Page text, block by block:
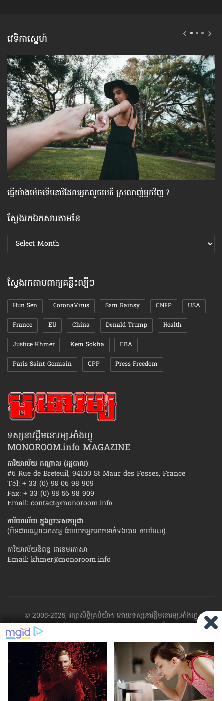
វេទិកាស្នេហ៍
ធ្វើ​យ៉ាងម៉េច​ទើប​នារី​ដែល​អ្នក​លួចបេតី ស្រលាញ់​អ្នកវិញ ?
ស្វែងរកឯកសារតាមខែ
ស្វែងរក
ឯកសារ
ស្វែងរកតាមពាក្យគន្លឹះល្បីៗ
Hun Sen CoronaVirus Sam Rainsy CNRP USA
France EU China Donald Trump Health
Justice Khmer Kem Sokha EBA
Paris Saint-Germain CPP Press Freedom
ទស្សនាវដ្ដីមនោរម្យ.អាំងហ្វូ
MONOROOM.info MAGAZINE
ការិយាល័យ កណ្ដាល (រដ្ឋបាល)
#6 Rue de Breteuil, 94100 St Maur des Fosses, France
Tél: + 33 (0) 98 06 98 909
Fax: + 33 (0) 98 56 98 909
Email: contact@monoroom.info
ការិយាល័យ ក្នុង​ប្រទេស​កម្ពុជា
(បិទជាបណ្ដោះអាសន្ន តែលោកអ្នកអាចទាក់ទងបាន តាមមែល)
ការិយាល័យនិពន្ធ ជាខេមរភាសា
Email: khmer@monoroom.info
© 2005-2025, រក្សាសិទ្ធិគ្រប់យ៉ាង ដោយទស្សនាវដ្ដី​មនោរម្យ.អាំងហ្វូ
(MONOROOM.info Mag France)។ ហាម​ដក​ស្រង់​នូវ​ផ្នែក​ណា​មួយ​ ឬ​ផ្នែក​
ទាំង​អស់ ​នៃ​ការ​ផ្សាយ​របស់​ទស្សនាវដ្ដី​​មនោរម្យ.អាំងហ្វូ យក​ទៅ​​បោះពុម្ព នៅ
លើក្រដាស ឬតាម​ប្រព័ន្ធ​អេឡិច​ត្រូនិច - ផ្សាយ​តាម​រលក​ធាតុអាកាស ឬតាមប្រព័ន្ធ
អេឡិចត្រូនិច - សរសេរ​ឡើង​វិញ ឬ​ចែក​ចាយ​ តាមវិធីណាក៏ដោយ ដោយ​គ្មាន​ការ​
យល់ព្រម ជា​លាយ​លក្ខណ៍​អក្សរ​ ពី​ចាងហ្វាង​ការ​ផ្សាយ​។ ផ្ទុយមកវិញ ដើម្បី​ទទួល​
បាននូវសិទ្ធិ​ទាំងនេះ សូម​ទាក់​ទង​មក​ទស្សនាវដ្ដី។
RSS SP MIRROR ARCHIVE